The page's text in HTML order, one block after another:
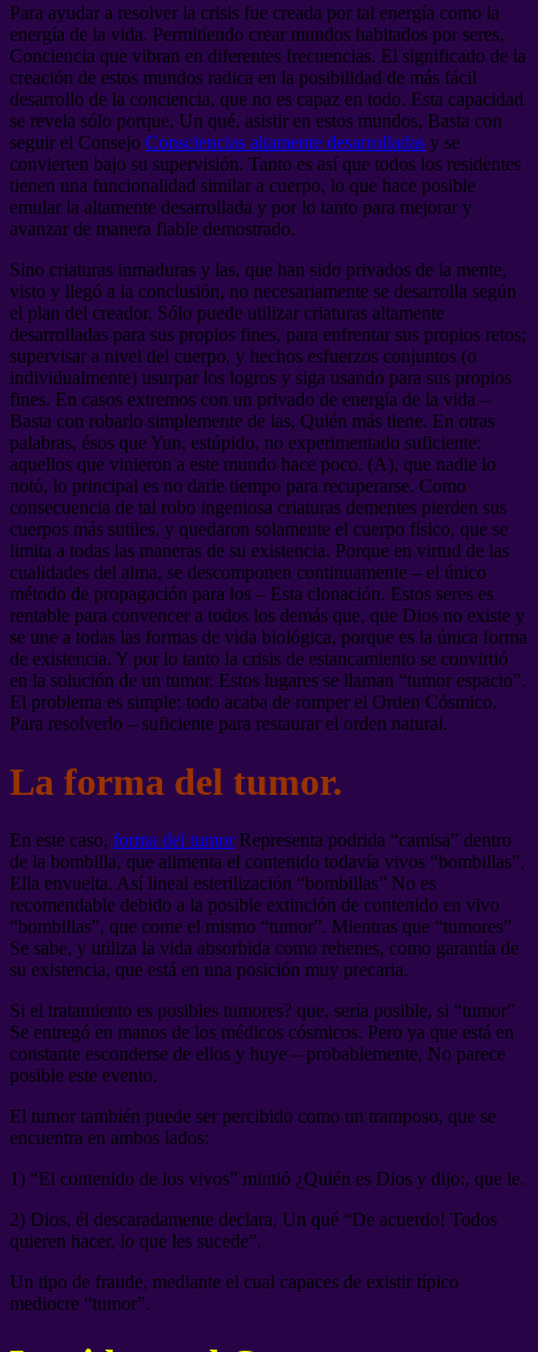
Para ayudar a resolver la crisis fue creada por tal energía como la
energía de la vida. Permitiendo crear mundos habitados por seres,
Conciencia que vibran en diferentes frecuencias. El significado de la
creación de estos mundos radica en la posibilidad de más fácil
desarrollo de la conciencia, que no es capaz en todo. Esta capacidad
se revela sólo porque, Un qué, asistir en estos mundos, Basta con
seguir el Consejo Consciencias altamente desarrolladas y se
convierten bajo su supervisión. Tanto es así que todos los residentes
tienen una funcionalidad similar a cuerpo, lo que hace posible
emular la altamente desarrollada y por lo tanto para mejorar y
avanzar de manera fiable demostrado.
Sino criaturas inmaduras y las, que han sido privados de la mente,
visto y llegó a la conclusión, no necesariamente se desarrolla según
el plan del creador, Sólo puede utilizar criaturas altamente
desarrolladas para sus propios fines, para enfrentar sus propios retos;
supervisar a nivel del cuerpo, y hechos esfuerzos conjuntos (o
individualmente) usurpar los logros y siga usando para sus propios
fines. En casos extremos con un privado de energía de la vida –
Basta con robarlo simplemente de las, Quién más tiene. En otras
palabras, ésos que Yun, estúpido, no experimentado suficiente:
aquellos que vinieron a este mundo hace poco. (A), que nadie lo
notó, lo principal es no darle tiempo para recuperarse. Como
consecuencia de tal robo ingeniosa criaturas dementes pierden sus
cuerpos más sutiles, y quedaron solamente el cuerpo físico, que se
limita a todas las maneras de su existencia. Porque en virtud de las
cualidades del alma, se descomponen continuamente – el único
método de propagación para los – Esta clonación. Estos seres es
rentable para convencer a todos los demás que, que Dios no existe y
se une a todas las formas de vida biológica, porque es la única forma
de existencia. Y por lo tanto la crisis de estancamiento se convirtió
en la solución de un tumor. Estos lugares se llaman “tumor espacio”.
El problema es simple: todo acaba de romper el Orden Cósmico.
Para resolverlo – suficiente para restaurar el orden natural.
La forma del tumor.
En este caso, forma del tumorRepresenta podrida “camisa” dentro
de la bombilla, que alimenta el contenido todavía vivos “bombillas”,
Ella envuelta. Así lineal esterilización “bombillas” No es
recomendable debido a la posible extinción de contenido en vivo
“bombillas”, que come el mismo “tumor”. Mientras que “tumores”
Se sabe, y utiliza la vida absorbida como rehenes, como garantía de
su existencia, que está en una posición muy precaria.
Si el tratamiento es posibles tumores? que, sería posible, si “tumor”
Se entregó en manos de los médicos cósmicos. Pero ya que está en
constante esconderse de ellos y huye – probablemente, No parece
posible este evento.
El tumor también puede ser percibido como un tramposo, que se
encuentra en ambos lados:
1) “El contenido de los vivos” mintió ¿Quién es Dios y dijo:, que le.
2) Dios, él descaradamente declara, Un qué “De acuerdo! Todos
quieren hacer, lo que les sucede”.
Un tipo de fraude, mediante el cual capaces de existir típico
mediocre “tumor”.